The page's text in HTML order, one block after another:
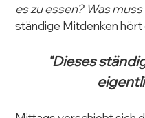
es zu essen? Was
ständige Mitdenken hört
"Dieses